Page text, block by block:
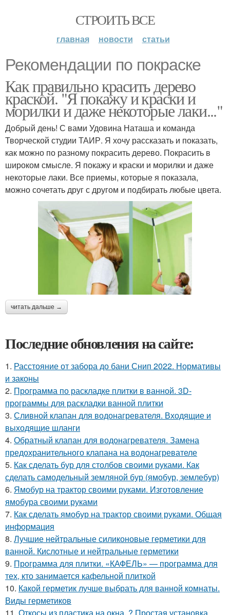
СТРОИТЬ ВСЕ
главная новости статьи
Рекомендации по покраске
Как правильно красить дерево
краской. "Я покажу и краски и
морилки и даже некоторые лаки..."
Добрый день! С вами Удовина Наташа и команда
Творческой студии ТАИР. Я хочу рассказать и показать,
как можно по разному покрасить дерево. Покрасить в
широком смысле. Я покажу и краски и морилки и даже
некоторые лаки. Все приемы, которые я показала,
можно сочетать друг с другом и подбирать любые цвета.
читать дальше →
Последние обновления на сайте:
1. Расстояние от забора до бани Снип 2022. Нормативы
и законы
2. Программа по раскладке плитки в ванной. 3D-
программы для раскладки ванной плитки
3. Сливной клапан для водонагревателя. Входящие и
выходящие шланги
4. Обратный клапан для водонагревателя. Замена
предохранительного клапана на водонагревателе
5. Как сделать бур для столбов своими руками. Как
сделать самодельный земляной бур (ямобур, землебур)
6. Ямобур на трактор своими руками. Изготовление
ямобура своими руками
7. Как сделать ямобур на трактор своими руками. Общая
информация
8. Лучшие нейтральные силиконовые герметики для
ванной. Кислотные и нейтральные герметики
9. Программа для плитки. «КАФЕЛЬ» — программа для
тех, кто занимается кафельной плиткой
10. Какой герметик лучше выбрать для ванной комнаты.
Виды герметиков
11. Откосы из пластика на окна. ? Простая установка